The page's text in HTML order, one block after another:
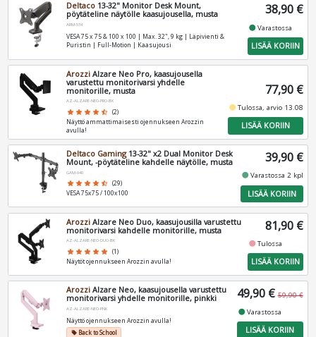
Deltaco 13-32" Monitor Desk Mount,
pöytäteline näytölle kaasujousella, musta
ARM-534
VESA 75 x 75 & 100 x 100 | Max. 32", 9 kg | Läpivienti &
Puristin | Full-Motion | Kaasujousi
38,90 €
fiber_manual_recordVarastossa
LISÄÄ KORIIN
Arozzi Alzare Neo Pro, kaasujousella
varustettu monitorivarsi yhdelle
monitorille, musta
AZ-ALZARE-NEO-PRO-BK
star star star star star_half (2)
Näyttö ammattimaisesti ojennukseen Arozzin
avulla!
77,90 €
fiber_manual_recordTulossa, arvio 13.08
LISÄÄ KORIIN
Deltaco Gaming13-32" x2 Dual Monitor Desk
Mount, -pöytäteline kahdelle näytölle, musta
GAM-040
star star star star star_half (29)
VESA 75x75 / 100x100
39,90 €
fiber_manual_recordVarastossa 2 kpl
LISÄÄ KORIIN
Arozzi Alzare Neo Duo, kaasujousilla varustettu
monitorivarsi kahdelle monitorille, musta
AZ-ALZARE-NEO-DUO-BK
star star star star star (1)
Näytöt ojennukseen Arozzin avulla!
81,90 €
fiber_manual_recordTulossa
LISÄÄ KORIIN
Arozzi Alzare Neo, kaasujousella varustettu
monitorivarsi yhdelle monitorille, pinkki
AZ-ALZARE-NEO-PNK
Näyttö ojennukseen Arozzin avulla!
local_offerBack to School
49,90 € 59,90 €
fiber_manual_recordVarastossa
LISÄÄ KORIIN